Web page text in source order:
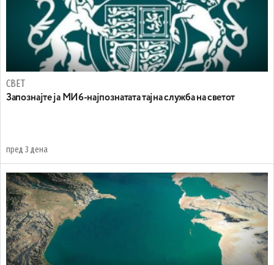
СВЕТ
Запознајте ја МИ6-најпознатата тајна служба на светот
пред 3 дена